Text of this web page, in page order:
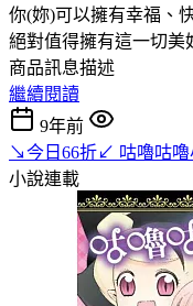
你(妳)可以擁有幸福、
絕對值得擁有這一切美
商品訊息描述
繼續閱讀
9年前
↘今日66折↙ 咕嚕咕
小說連載